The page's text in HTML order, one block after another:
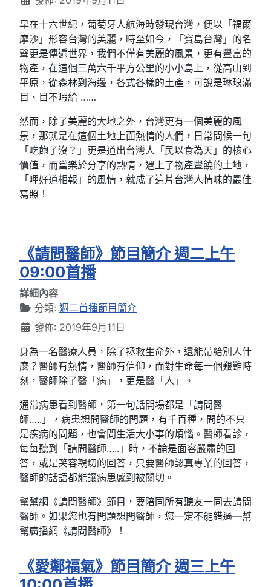
早在十六世紀，葡萄牙人航海時發現台灣，便以「福爾
摩沙」形容台灣的美麗，時至如今，「寶島台灣」的名
聲更是傳遍世界，我們不僅有美麗的風景，更有豐富的
物產，在這個三萬六千平方公里的小小島上，從高山到
平原，從森林到海邊，各式各樣的土產，可說是琳琅滿
目、目不暇給 ……
然而，除了美麗的大地之外，台灣更有一個美麗的風
景，那就是在這個土地上面熱情的人們，日常問候一句
「吃飽了沒？」更是道出台灣人「民以食為天」的核心
價值，而當樂於分享的熱情，遇上了物產豐饒的土地，
「呷好道相報」的風情，就成了這片台灣人情味的最佳
寫照！
《請問醫師》節目簡介 週二上午
09:00首播
詳細內容
分類: 週二首播節目簡介
發佈: 2019年9月11日
身為一名醫療人員，除了拯救生命外，還能帶給別人什
麼？醫師有熱情，醫師有信仰，面對生命每一個艱難時
刻，醫師除了醫「病」，更是醫「人」。
通常病患看到醫師，第一句話開場都是「請問醫
師…..」，病患想問醫師的問題，有千百種，問的不只
是疾病的問題，也會問生活大小事的煩惱。醫師看診，
每每聽到「請問醫師…..」時，不論是面容嚴肅的回
答，或是笑容親切的回答，只要醫師認真專業的回答，
醫師的話語都能讓病患感到被關切。
幫幫網《請問醫師》節目，要陪同所有聽友一同去請問
醫師。如果您也有問題想問醫師，您一定不能錯過—幫
幫廣播網《請問醫師》！
《愛鄰福氣》節目簡介 週三上午